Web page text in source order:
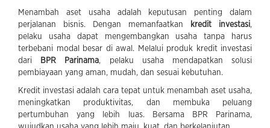
Menambah aset usaha adalah keputusan penting dalam
perjalanan bisnis. Dengan memanfaatkan
kredit investasi,
pelaku usaha dapat mengembangkan usaha tanpa harus
terbebani modal besar di awal. Melalui produk kredit investasi
dari
BPR Parinama, pelaku usaha mendapatkan solusi
pembiayaan yang aman, mudah, dan sesuai kebutuhan.
Kredit investasi adalah cara tepat untuk menambah aset usaha,
meningkatkan produktivitas, dan membuka peluang
pertumbuhan yang lebih luas. Bersama BPR Parinama,